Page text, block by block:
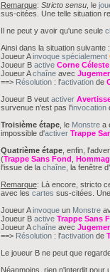
Remarque: Stricto sensu, le
sus-citées. Une telle situation
Il ne peut y avoir qu'une seule
Ainsi dans la situation suivante :
Joueur Ainvoque spécialement
Joueur B active Corne
Joueur Achaîneavec
==> Résolution: l'activationde
Joueur B veut activer
survenue n'est pas l'invocation
Troisième étape, le Monstrea
impossible d'activer Trappe
Quatrième étape, enfin,
(Trappe Sans Fond
l'issue de la chaîne, la fenêtre d'
Remarque: Là encore, stricto
avec les cartes sus-citées.
Joueur Ainvoqueun Monstre
Joueur B active Trappe Sans
Joueur Achaîneavec
==> Résolution: l'activationde
Le joueur B ne peut que
Néanmoins, rien n'interdit pour